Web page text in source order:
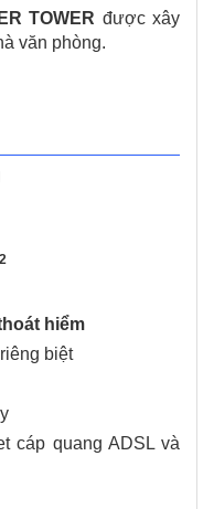
TOWER được xây
văn phòng.
2
hiểm
biệt
cáp quang ADSL và